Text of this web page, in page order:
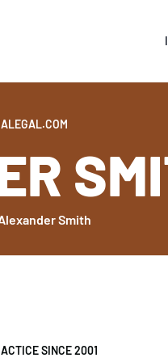
Smith
SINCE 2001